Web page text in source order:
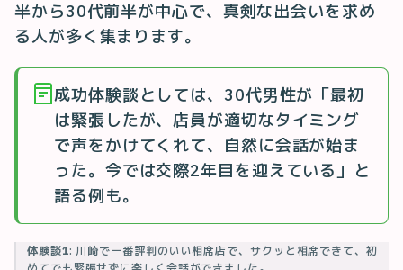
半から30代前半が中心で、真剣な出会いを求め
る人が多く集まります。
成功体験談としては、30代男性が「最初
は緊張したが、店員が適切なタイミング
で声をかけてくれて、自然に会話が始ま
った。今では交際2年目を迎えている」と
語る例も。
体験談1: 川崎で一番評判のいい相席店で、サクッと相席できて、初